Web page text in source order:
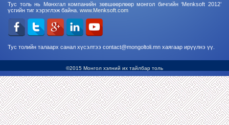
Тус толь нь Мөнхгал компанийн зөвшөөрлөөр монгол бичгийн ‘Menksoft 2012’
үсгийн тиг хэрэглэж байна. www.Menksoft.com
Тус толийн талаарх санал хүсэлтээ contact@mongoltoli.mn хаягаар ирүүлнэ үү.
©2015 Монгол хэлний их тайлбар толь